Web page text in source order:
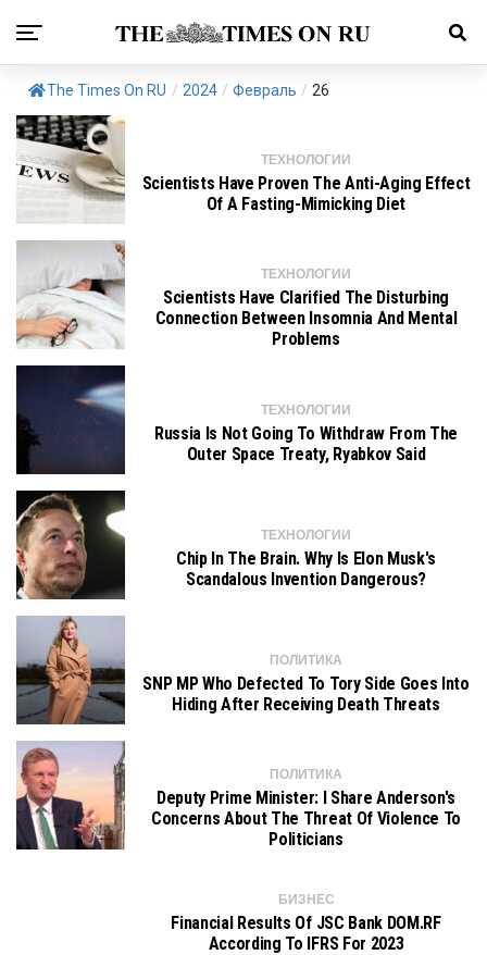
The Times On RU / 2024 / Февраль / 26
ТЕХНОЛОГИИ
Scientists Have Proven The Anti-Aging Effect
Of A Fasting-Mimicking Diet
ТЕХНОЛОГИИ
Scientists Have Clarified The Disturbing
Connection Between Insomnia And Mental
Problems
ТЕХНОЛОГИИ
Russia Is Not Going To Withdraw From The
Outer Space Treaty, Ryabkov Said
ТЕХНОЛОГИИ
Chip In The Brain. Why Is Elon Musk's
Scandalous Invention Dangerous?
ПОЛИТИКА
SNP MP Who Defected To Tory Side Goes Into
Hiding After Receiving Death Threats
ПОЛИТИКА
Deputy Prime Minister: I Share Anderson's
Concerns About The Threat Of Violence To
Politicians
БИЗНЕС
Financial Results Of JSC Bank DOM.RF
According To IFRS For 2023